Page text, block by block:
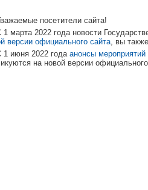
посетители сайта!
1 марта 2022 года новости
версии официального сайта, вы
1 июня 2022 года анонсы мероприятий
на новой версии